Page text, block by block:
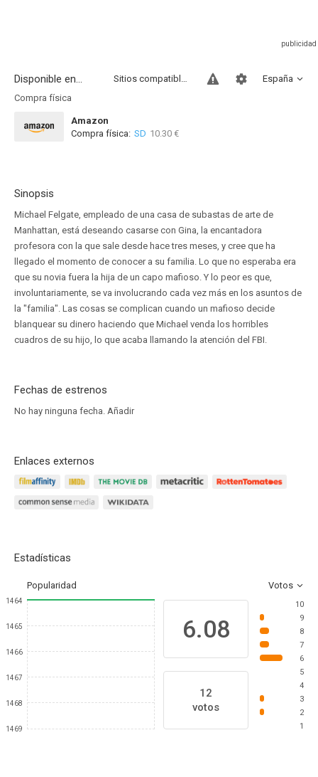
Disponible en... España
Sitios compatibles
Compra física
Amazon
Compra física: SD 10.30 €
Sinopsis
Michael Felgate, empleado de una casa de subastas de arte de
Manhattan, está deseando casarse con Gina, la encantadora
profesora con la que sale desde hace tres meses, y cree que ha
llegado el momento de conocer a su familia. Lo que no esperaba era
que su novia fuera la hija de un capo mafioso. Y lo peor es que,
involuntariamente, se va involucrando cada vez más en los asuntos de
la "familia". Las cosas se complican cuando un mafioso decide
blanquear su dinero haciendo que Michael venda los horribles
cuadros de su hijo, lo que acaba llamando la atención del FBI.
Fechas de estrenos
No hay ninguna fecha. Añadir
Enlaces externos
Estadísticas
Popularidad Votos
1464
1465
1466
1467
1468
1469
6.08
12
votos
10
9
8
7
6
5
4
3
2
1